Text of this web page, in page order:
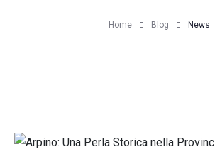
Home Blog News